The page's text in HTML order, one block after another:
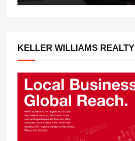
KELLER WILLIAMS REALTY